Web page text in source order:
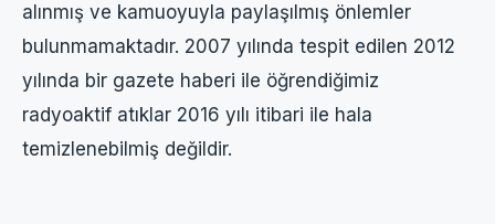
alınmış ve kamuoyuyla paylaşılmış önlemler
bulunmamaktadır. 2007 yılında tespit edilen 2012
yılında bir gazete haberi ile öğrendiğimiz
radyoaktif atıklar 2016 yılı itibari ile hala
temizlenebilmiş değildir.